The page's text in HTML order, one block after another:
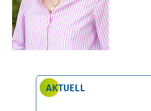
AKTUELL